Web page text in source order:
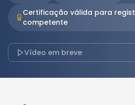
Certificação válida para
competente
Vídeo em breve